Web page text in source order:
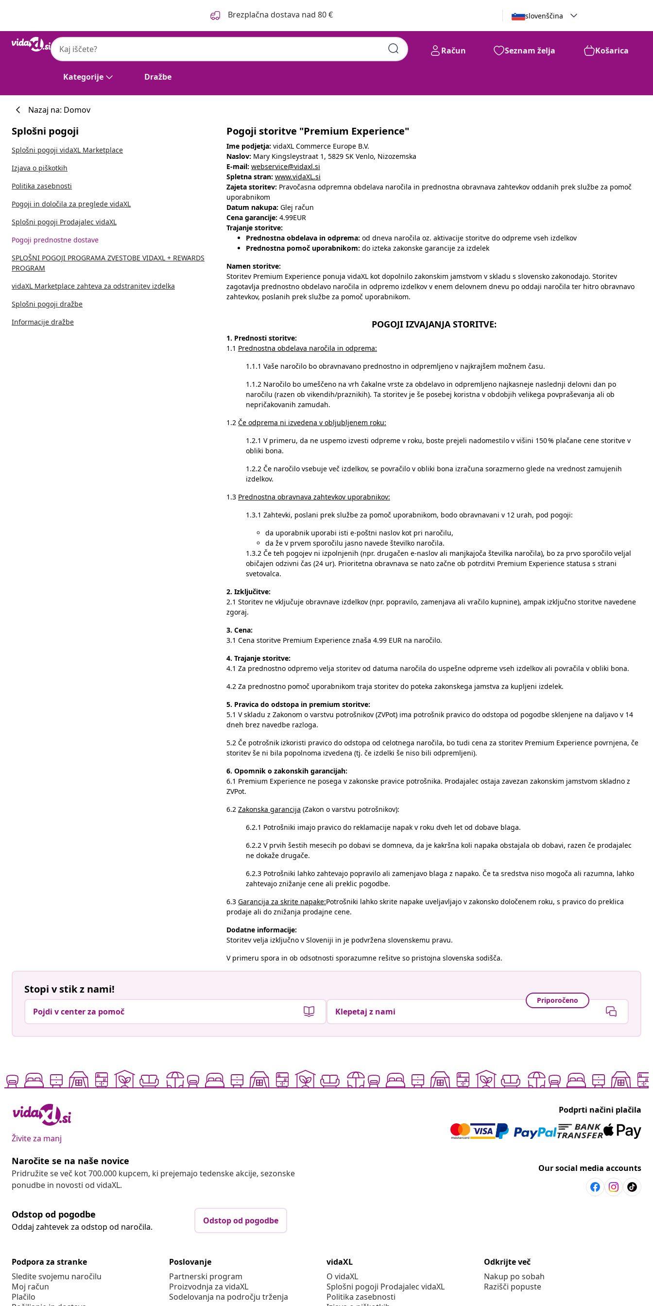
Brezplačna dostava nad 80 € slovenščina
Kategorije Dražbe
Račun Seznam želja Košarica
Nazaj na: Domov
Splošni pogoji
Splošni pogoji vidaXL Marketplace
Izjava o piškotkih
Politika zasebnosti
Pogoji in določila za preglede vidaXL
Splošni pogoji Prodajalec vidaXL
Pogoji prednostne dostave
SPLOŠNI POGOJI PROGRAMA ZVESTOBE VIDAXL + REWARDS
PROGRAM
vidaXL Marketplace zahteva za odstranitev izdelka
Splošni pogoji dražbe
Informacije dražbe
Pogoji storitve "Premium Experience"
Ime podjetja: vidaXL Commerce Europe B.V.
Naslov: Mary Kingsleystraat 1, 5829 SK Venlo, Nizozemska
E-mail: webservice@vidaxl.si
Spletna stran: www.vidaXL.si
Zajeta storitev: Pravočasna odpremna obdelava naročila in prednostna obravnava zahtevkov oddanih prek službe za pomoč
uporabnikom
Datum nakupa: Glej račun
Cena garancije: 4.99EUR
Trajanje storitve:
Prednostna obdelava in odprema: od dneva naročila oz. aktivacije storitve do odpreme vseh izdelkov
Prednostna pomoč uporabnikom: do izteka zakonske garancije za izdelek
Namen storitve:
Storitev Premium Experience ponuja vidaXL kot dopolnilo zakonskim jamstvom v skladu s slovensko zakonodajo. Storitev
zagotavlja prednostno obdelavo naročila in odpremo izdelkov v enem delovnem dnevu po oddaji naročila ter hitro obravnavo
zahtevkov, poslanih prek službe za pomoč uporabnikom.
POGOJI IZVAJANJA STORITVE:
1. Prednosti storitve:
1.1 Prednostna obdelava naročila in odprema:
1.1.1 Vaše naročilo bo obravnavano prednostno in odpremljeno v najkrajšem možnem času.
1.1.2 Naročilo bo umeščeno na vrh čakalne vrste za obdelavo in odpremljeno najkasneje naslednji delovni dan po
naročilu (razen ob vikendih/praznikih). Ta storitev je še posebej koristna v obdobjih velikega povpraševanja ali ob
nepričakovanih zamudah.
1.2 Če odprema ni izvedena v obljubljenem roku:
1.2.1 V primeru, da ne uspemo izvesti odpreme v roku, boste prejeli nadomestilo v višini 150 % plačane cene storitve v
obliki bona.
1.2.2 Če naročilo vsebuje več izdelkov, se povračilo v obliki bona izračuna sorazmerno glede na vrednost zamujenih
izdelkov.
1.3 Prednostna obravnava zahtevkov uporabnikov:
1.3.1 Zahtevki, poslani prek službe za pomoč uporabnikom, bodo obravnavani v 12 urah, pod pogoji:
da uporabnik uporabi isti e-poštni naslov kot pri naročilu,
da že v prvem sporočilu jasno navede številko naročila.
1.3.2 Če teh pogojev ni izpolnjenih (npr. drugačen e-naslov ali manjkajoča številka naročila), bo za prvo sporočilo veljal
običajen odzivni čas (24 ur). Prioritetna obravnava se nato začne ob potrditvi Premium Experience statusa s strani
svetovalca.
2. Izključitve:
2.1 Storitev ne vključuje obravnave izdelkov (npr. popravilo, zamenjava ali vračilo kupnine), ampak izključno storitve navedene
zgoraj.
3. Cena:
3.1 Cena storitve Premium Experience znaša 4.99 EUR na naročilo.
4. Trajanje storitve:
4.1 Za prednostno odpremo velja storitev od datuma naročila do uspešne odpreme vseh izdelkov ali povračila v obliki bona.
4.2 Za prednostno pomoč uporabnikom traja storitev do poteka zakonskega jamstva za kupljeni izdelek.
5. Pravica do odstopa in premium storitve:
5.1 V skladu z Zakonom o varstvu potrošnikov (ZVPot) ima potrošnik pravico do odstopa od pogodbe sklenjene na daljavo v 14
dneh brez navedbe razloga.
5.2 Če potrošnik izkoristi pravico do odstopa od celotnega naročila, bo tudi cena za storitev Premium Experience povrnjena, če
storitev še ni bila popolnoma izvedena (tj. če izdelki še niso bili odpremljeni).
6. Opomnik o zakonskih garancijah:
6.1 Premium Experience ne posega v zakonske pravice potrošnika. Prodajalec ostaja zavezan zakonskim jamstvom skladno z
ZVPot.
6.2 Zakonska garancija (Zakon o varstvu potrošnikov):
6.2.1 Potrošniki imajo pravico do reklamacije napak v roku dveh let od dobave blaga.
6.2.2 V prvih šestih mesecih po dobavi se domneva, da je kakršna koli napaka obstajala ob dobavi, razen če prodajalec
ne dokaže drugače.
6.2.3 Potrošniki lahko zahtevajo popravilo ali zamenjavo blaga z napako. Če ta sredstva niso mogoča ali razumna, lahko
zahtevajo znižanje cene ali preklic pogodbe.
6.3 Garancija za skrite napake:Potrošniki lahko skrite napake uveljavljajo v zakonsko določenem roku, s pravico do preklica
prodaje ali do znižanja prodajne cene.
Dodatne informacije:
Storitev velja izključno v Sloveniji in je podvržena slovenskemu pravu.
V primeru spora in ob odsotnosti sporazumne rešitve so pristojna slovenska sodišča.
Stopi v stik z nami!
Pojdi v center za pomoč
Priporočeno
Klepetaj z nami
Živite za manj
Podprti načini plačila
Naročite se na naše novice
Pridružite se več kot 700.000 kupcem, ki prejemajo tedenske akcije, sezonske
ponudbe in novosti od vidaXL.
Our social media accounts
Odstop od pogodbe
Oddaj zahtevek za odstop od naročila.
Odstop od pogodbe
Podpora za stranke
Sledite svojemu naročilu
Moj račun
Plačilo
Poslovanje
Partnerski program
Proizvodnja za vidaXL
Sodelovanja na področju trženja
vidaXL
O vidaXL
Splošni pogoji Prodajalec vidaXL
Politika zasebnosti
Odkrijte več
Nakup po sobah
Razišči popuste